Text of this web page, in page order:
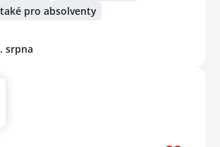
pro absolventy
srpna